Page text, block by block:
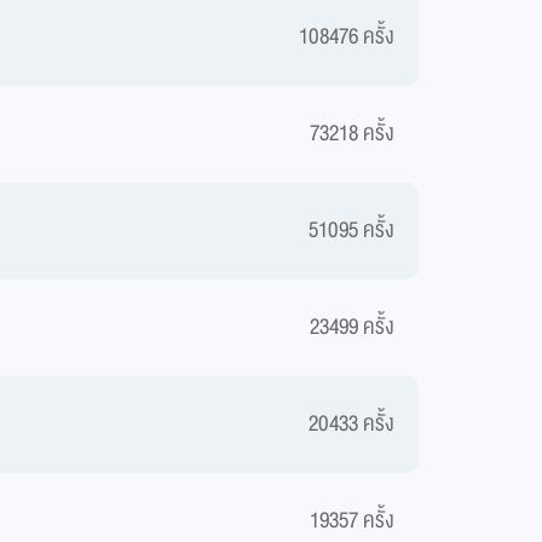
108476 ครั้ง
73218 ครั้ง
51095 ครั้ง
23499 ครั้ง
20433 ครั้ง
19357 ครั้ง